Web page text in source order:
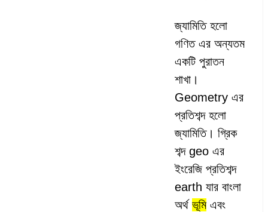
জ্যামিতি হলো
গণিত এর অন্যতম
একটি পুরাতন
শাখা।
Geometry এর
প্রতিশব্দ হলো
জ্যামিতি। গ্রিক
শব্দ geo এর
ইংরেজি প্রতিশব্দ
earth যার বাংলা
অর্থ ভূমিএবং